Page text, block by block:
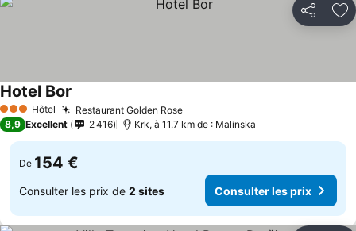
Partager
3 ÉtoilesHôtel Restaurant Golden Rose
Hotel Bor
8,9 Excellent 2 416 Krk, à 11.7 km de : Malinska
De 154 €
Consulter les prix de 2 sites Consulter les prix